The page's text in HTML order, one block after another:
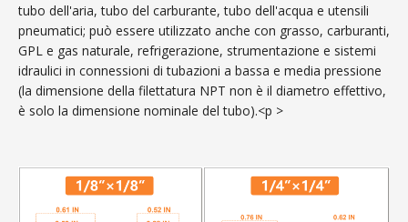
tubo dell'aria, tubo del carburante, tubo dell'acqua e utensili
pneumatici; può essere utilizzato anche con grasso, carburanti,
GPL e gas naturale, refrigerazione, strumentazione e sistemi
idraulici in connessioni di tubazioni a bassa e media pressione
(la dimensione della filettatura NPT non è il diametro effettivo,
è solo la dimensione nominale del tubo).<p >